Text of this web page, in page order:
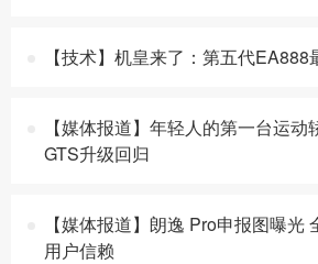
【技术】机皇来了：第五代EA888
【媒体报道】年轻人的第一台运
GTS升级回归
【媒体报道】朗逸 Pro申报图曝光
用户信赖